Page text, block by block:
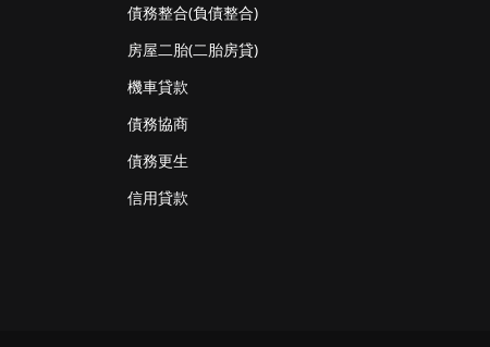
債務整合(負債整合)
房屋二胎(二胎房貸)
機車貸款
債務協商
債務更生
信用貸款